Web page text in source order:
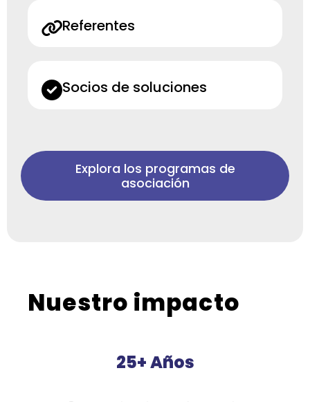
Referentes
Socios de soluciones
Explora los programas de
asociación
Nuestro impacto
25+ Años